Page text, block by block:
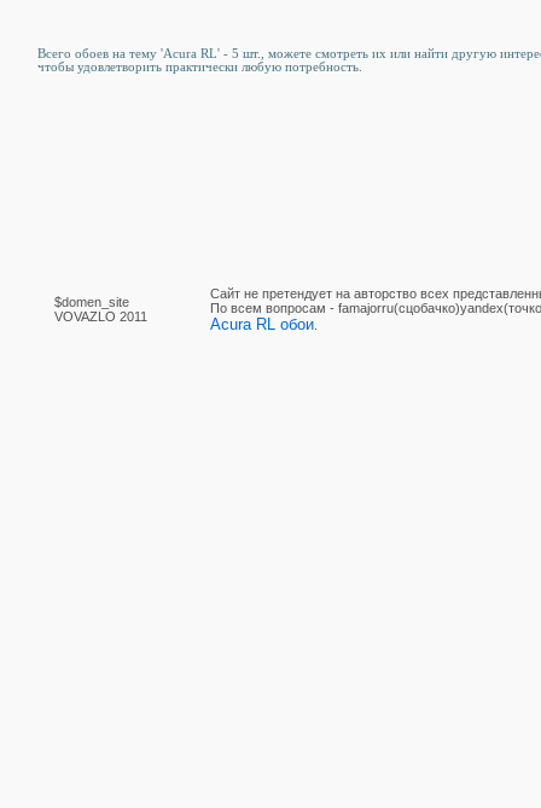
Всего обоев на тему 'Acura RL' - 5 шт., можете смотреть их или найти другую
чтобы удовлетворить практически любую потребность.
$domen_site
VOVAZLO 2011
Сайт не претендует на авторство всех
По вcем вопросам -
Acura RL обои